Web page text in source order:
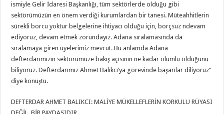
ismiyle Gelir İdaresi Başkanlığı, tüm sektörlerde olduğu gibi
sektörümüzün en önem verdiği kurumlardan bir tanesi. Müteahhitlerin
sürekli borcu yoktur belgelerine ihtiyacı olduğu için, borçsuz ndevam
ediyoruz, devam etmek zorundayız. Adana sıralamasında da
sıralamaya giren üyelerimiz mevcut. Bu anlamda Adana
defterdarımızın sektörümüze bakış açısının ne kadar olumlu olduğunu
biliyoruz. Defterdarımız Ahmet Balıkcı’ya görevinde başarılar diliyoruz”
diye konuştu.
DEFTERDAR AHMET BALIKCI: MALİYE MÜKELLEFLERİN KORKULU RÜYASI